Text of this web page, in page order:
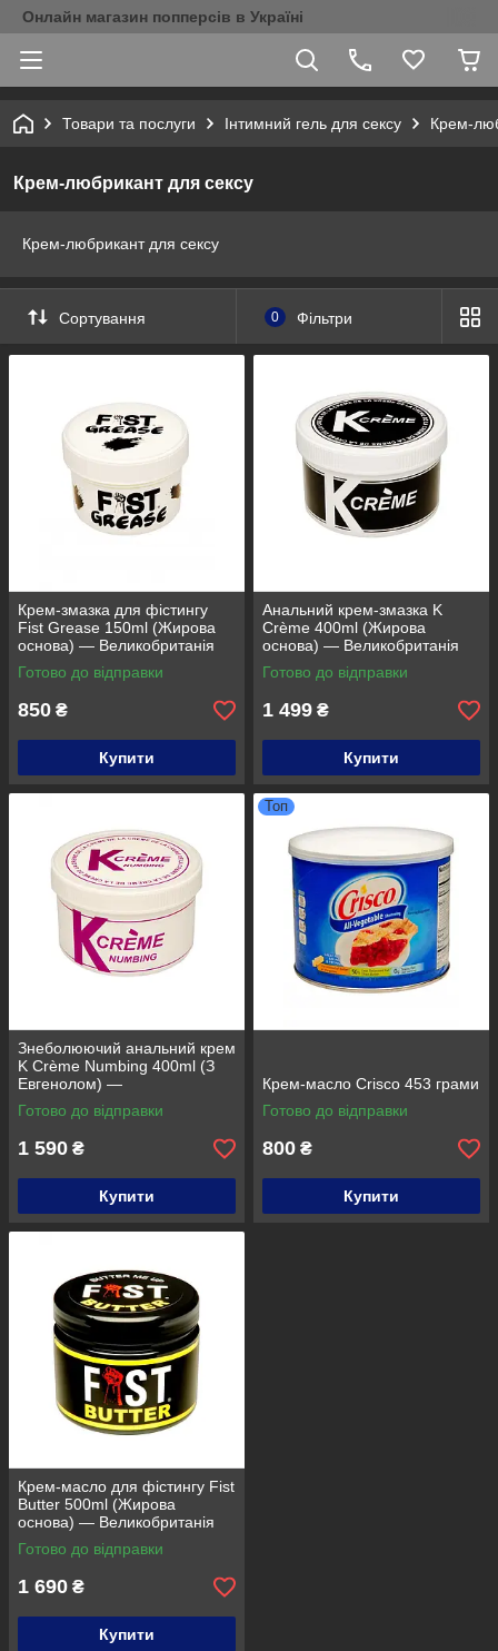
Онлайн магазин попперсів в Україні
Товари та послуги Інтимний гель для сексу Крем-
Крем-любрикант для сексу
Крем-любрикант для сексу
Сортування 0 Фільтри
Крем-змазка для фістингу
Fist Grease 150ml (Жирова
основа) — Великобританія
Готово до відправки
850 ₴
Купити
Анальний крем-змазка K
Crème 400ml (Жирова
основа) — Великобританія
Готово до відправки
1 499 ₴
Купити
Знеболюючий анальний крем
K Crème Numbing 400ml (З
Евгенолом) —
Великобританія
Готово до відправки
1 590 ₴
Купити
Топ
Крем-масло Crisco 453 грами
Готово до відправки
800 ₴
Купити
Крем-масло для фістингу Fist
Butter 500ml (Жирова
основа) — Великобританія
Готово до відправки
1 690 ₴
Купити